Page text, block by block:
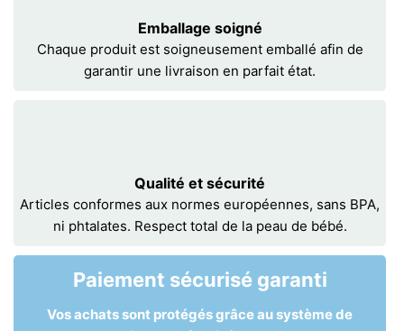
Emballage soigné
Chaque produit est soigneusement emballé afin de
garantir une livraison en parfait état.
Qualité et sécurité
Articles conformes aux normes européennes, sans BPA,
ni phtalates. Respect total de la peau de bébé.
Paiement sécurisé garanti
Vos achats sont protégés grâce au système de